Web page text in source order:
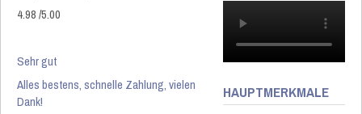
4.98/5.00
Sehr gut
Alles bestens, schnelle Zahlung, vielen
Dank!
HAUPTMERKMALE